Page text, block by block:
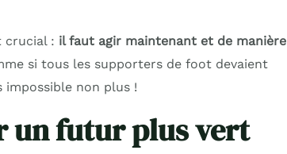
crucial : il faut agir maintenant et de manière
si tous les supporters de foot devaient
impossible non plus !
un futur plus vert